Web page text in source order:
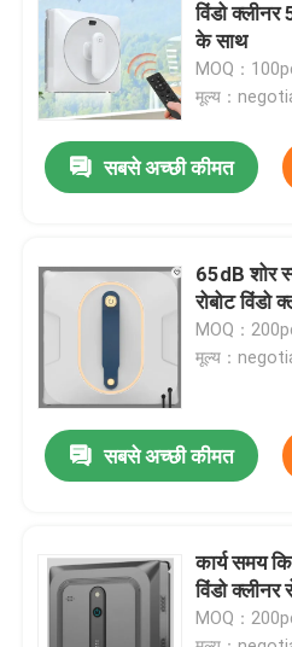
उत्पादों
वीडियो
हमारे बारे में
एक उद्धरण का अनुरोध करें
रोबोट वैक्यूम क्लीनर
रोबोट विंडो क्लीनर
विंडो
के साथ
MOQ：
मूल्य：
सबसे अच्छी कीमत
65dB शोर
रोबोट विंडो
MOQ：
मूल्य：
सबसे अच्छी कीमत
कार्य समय
विंडो क्लीनर
MOQ：